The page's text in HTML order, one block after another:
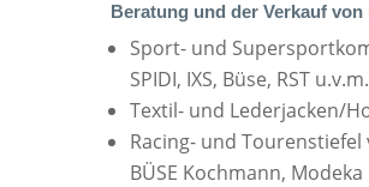
Beratung und der Verkauf von
Sport- und
SPIDI, IXS, Büse, RST u.v.m.
Textil- und Lederjacken/
Racing- und Tourenstiefel
BÜSE Kochmann, Modeka